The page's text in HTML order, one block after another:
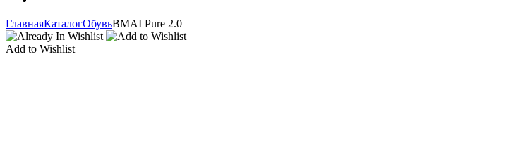
ГлавнаяКаталогОбувьBMAI Pure 2.0
Add to Wishlist